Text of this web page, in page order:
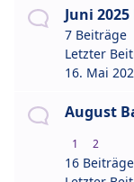
Juni
7 Beiträge
Letzter
16. Mai
August
1 2
16 Beiträge